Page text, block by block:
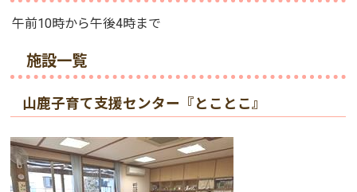
午前10時から午後4時まで
施設一覧
山鹿子育て支援センター『とことこ』